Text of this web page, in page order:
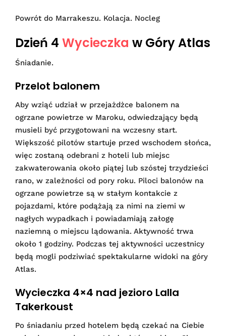
Powrót do Marrakeszu. Kolacja. Nocleg
Dzień 4 Wycieczka w Góry Atlas
Śniadanie.
Przelot balonem
Aby wziąć udział w przejażdżce balonem na
ogrzane powietrze w Maroku, odwiedzający będą
musieli być przygotowani na wczesny start.
Większość pilotów startuje przed wschodem słońca,
więc zostaną odebrani z hoteli lub miejsc
zakwaterowania około piątej lub szóstej trzydzieści
rano, w zależności od pory roku. Piloci balonów na
ogrzane powietrze są w stałym kontakcie z
pojazdami, które podążają za nimi na ziemi w
nagłych wypadkach i powiadamiają załogę
naziemną o miejscu lądowania. Aktywność trwa
około 1 godziny. Podczas tej aktywności uczestnicy
będą mogli podziwiać spektakularne widoki na góry
Atlas.
Wycieczka 4×4 nad jezioro Lalla
Takerkoust
Po śniadaniu przed hotelem będą czekać na Ciebie